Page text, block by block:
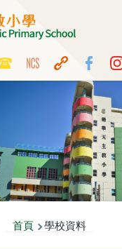
Top
Media
Button
Language
switcher
首頁 學校資料